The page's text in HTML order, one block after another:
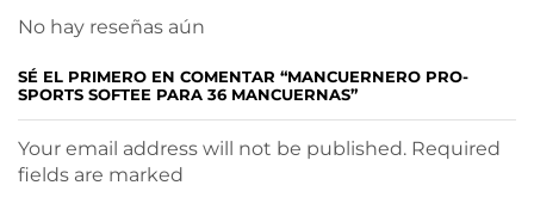
No hay reseñas aún
SÉ EL PRIMERO EN COMENTAR “MANCUERNERO PRO-
SPORTS SOFTEE PARA 36 MANCUERNAS”
Your email address will not be published. Required
fields are marked